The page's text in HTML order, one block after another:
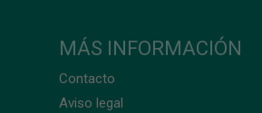
MÁS INFORMACIÓN
Contacto
Aviso legal